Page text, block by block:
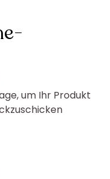
um Ihr Produkt